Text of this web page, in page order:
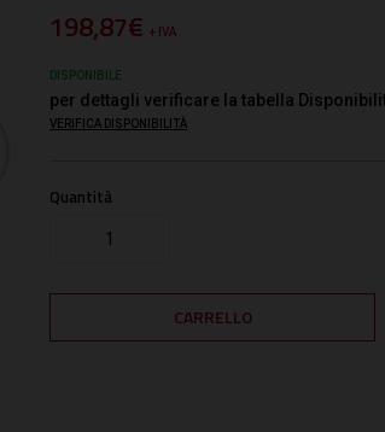
198,87€+ IVA
DISPONIBILE
per dettagli verificare la tabella
VERIFICA DISPONIBILITÀ
Quantità